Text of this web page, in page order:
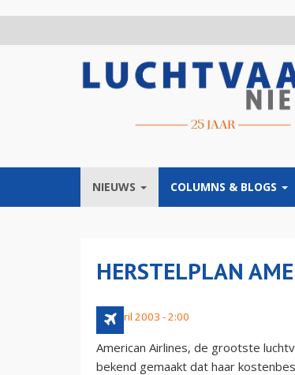
NIEUWS COLUMNS & BLOGS
HERSTELPLAN
26 april 2003 - 2:00
American Airlines, de grootste
bekend gemaakt dat haar